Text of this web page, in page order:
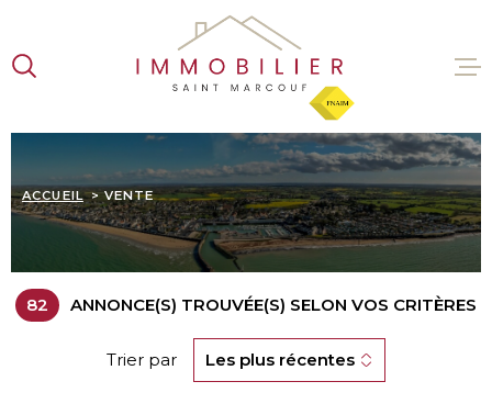
la
recherche
menu
principal
contenu
VENTES
ACCUEIL VENTE
82 ANNONCE(S) TROUVÉE(S) SELON VOS CRITÈRES
Trier par Les plus récentes